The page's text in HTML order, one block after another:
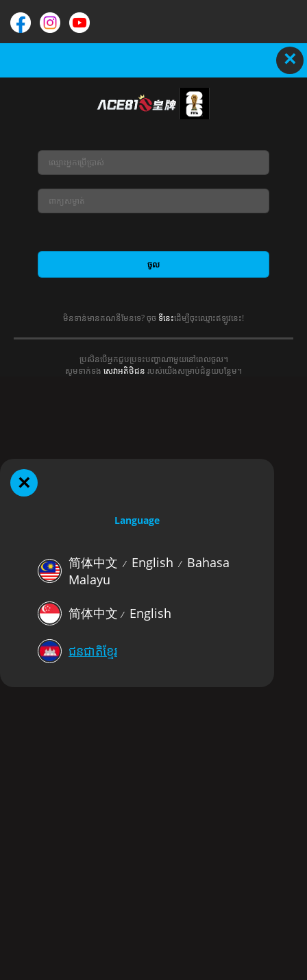
រក្សាសិទ្ធិ និងចម្លង; 2020-2023-ACE81s ។ រក្សា​រ​សិទ្ធ​គ្រប់យ៉ាង។
×
មិនទាន់មានគណនីមែនទេ? ចុច ទីនេះដើម្បីចុះឈ្មោះឥឡូវនេះ!
ប្រសិនបើអ្នកជួបប្រទះបញ្ហាណាមួយនៅពេលចូល។
សូមទាក់ទង សេវាអតិថិជន របស់យើងសម្រាប់ជំនួយបន្ថែម។
×
Language
简体中文 ⁄ English ⁄ Bahasa
Malayu
简体中文 ⁄ English
ជនជាតិខ្មែរ